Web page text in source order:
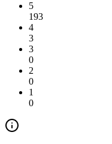
5
193
4
3
3
0
2
0
1
0